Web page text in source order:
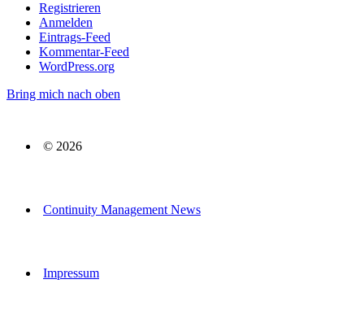
Registrieren
Anmelden
Eintrags-Feed
Kommentar-Feed
WordPress.org
Bring mich nach oben
© 2026
Continuity Management News
Impressum